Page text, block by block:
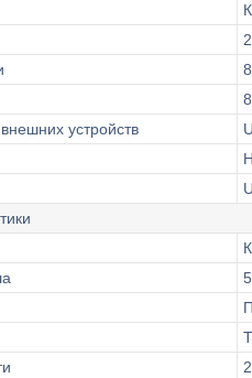
устройств